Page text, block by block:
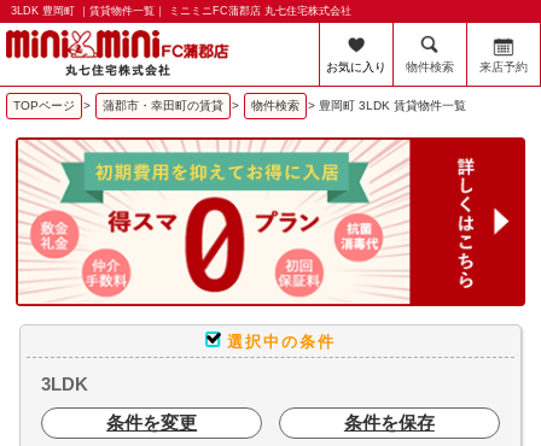
3LDK 豊岡町 ｜賃貸物件一覧｜ ミニミニFC蒲郡店 丸七住宅株式会社
お気に入り 物件検索 来店予約
TOPページ > 蒲郡市・幸田町の賃貸 > 物件検索 > 豊岡町 3LDK 賃貸物件一覧
選択中の条件
3LDK
条件を変更
条件を保存